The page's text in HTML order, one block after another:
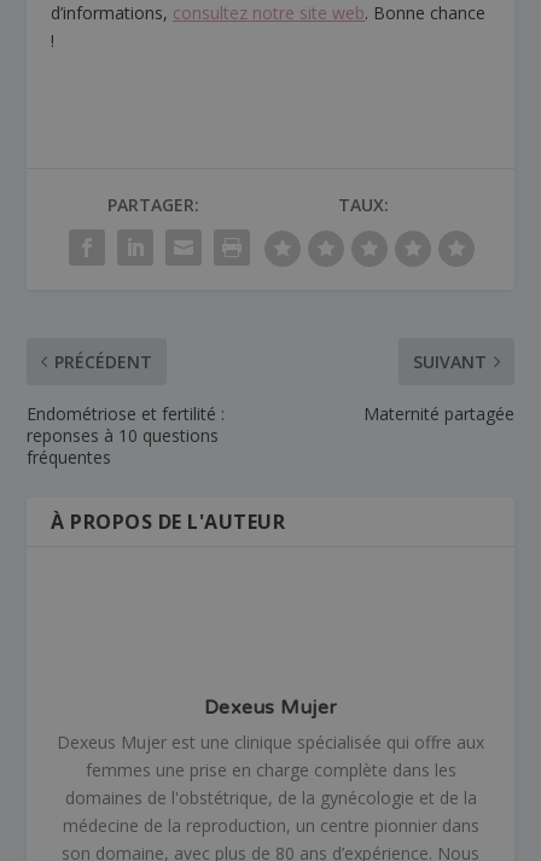
d’informations, consultez notre site web. Bonne chance
!
PARTAGER: TAUX:
PRÉCÉDENT
Endométriose et fertilité :
reponses à 10 questions
fréquentes
SUIVANT
Maternité partagée
À PROPOS DE L'AUTEUR
Dexeus Mujer
Dexeus Mujer est une clinique spécialisée qui offre aux
femmes une prise en charge complète dans les
domaines de l'obstétrique, de la gynécologie et de la
médecine de la reproduction, un centre pionnier dans
son domaine, avec plus de 80 ans d’expérience. Nous